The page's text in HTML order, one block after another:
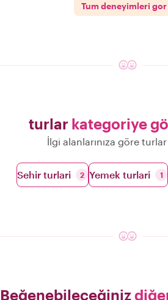
Tum deneyimleri gor
turlar kategoriye
İlgi alanlarınıza göre
Sehir turlari 2 Yemek turlari 1
Beğenebileceğiniz